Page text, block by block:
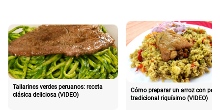
Tallarines verdes peruanos: receta
clásica deliciosa (VIDEO)
Cómo preparar un arroz con pollo
tradicional riquísimo (VIDEO)